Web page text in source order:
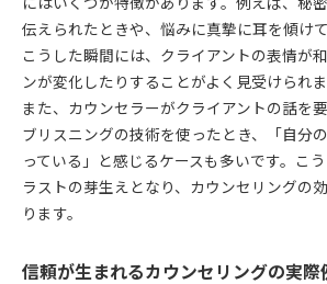
伝えられたときや、悩みに真摯に耳を傾け
こうした瞬間には、クライアントの表情が
ンが変化したりすることがよく見受けられま
また、カウンセラーがクライアントの話を
ブリスニングの技術を使ったとき、「自分
っている」と感じるケースも多いです。こ
ラストの芽生えとなり、カウンセリングの
ります。
信頼が生まれるカウンセリングの実際